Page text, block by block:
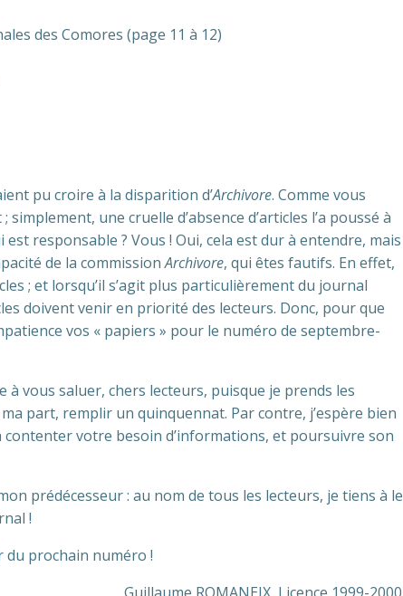
des Comores (page 11 à 12)
pu croire à la disparition d’Archivore. Comme vous
une cruelle d’absence d’articles l’a poussé à
responsable ? Vous ! Oui, cela est dur à entendre, mais
de la commissionArchivore, qui êtes fautifs. En effet,
; et lorsqu’il s’agit plus particulièrement du journal
doivent venir en priorité des lecteurs. Donc, pour que
vos « papiers » pour le numéro de septembre-
vous saluer, chers lecteurs, puisque je prends les
part, remplir un quinquennat. Par contre, j’espère bien
contenter votre besoin d’informations, et poursuivre son
prédécesseur : au nom de tous les lecteurs, je tiens à le
!
du prochain numéro !